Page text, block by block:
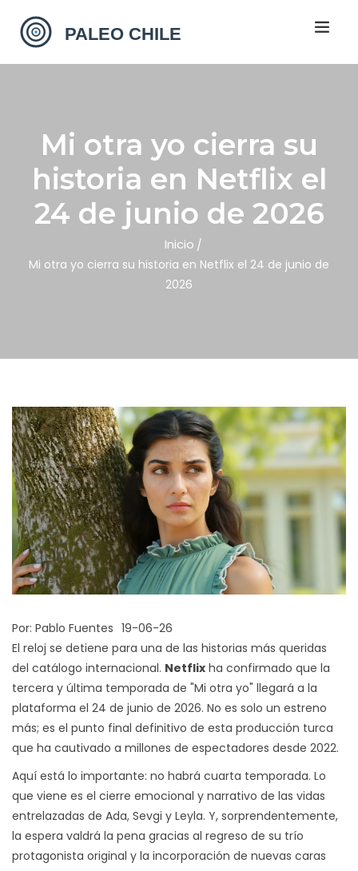
Mi otra yo cierra su
historia en Netflix el
24 de junio de 2026
Inicio
Mi otra yo cierra su historia en Netflix el 24 de junio de
2026
Por: Pablo Fuentes 19-06-26
El reloj se detiene para una de las historias más queridas
del catálogo internacional. Netflix ha confirmado que la
tercera y última temporada de "Mi otra yo" llegará a la
plataforma el 24 de junio de 2026. No es solo un estreno
más; es el punto final definitivo de esta producción turca
que ha cautivado a millones de espectadores desde 2022.
Aquí está lo importante: no habrá cuarta temporada. Lo
que viene es el cierre emocional y narrativo de las vidas
entrelazadas de Ada, Sevgi y Leyla. Y, sorprendentemente,
la espera valdrá la pena gracias al regreso de su trío
protagonista original y la incorporación de nuevas caras